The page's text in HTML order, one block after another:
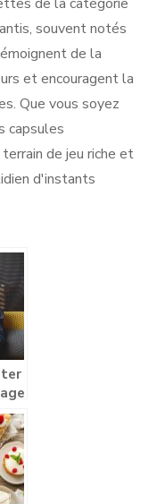
souvent notés
de la
et encouragent la
Que vous soyez
capsules
de jeu riche et
d'instants
les
?